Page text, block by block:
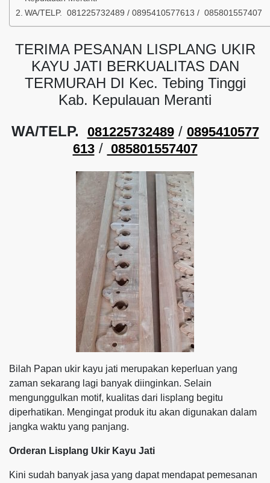
WA/TELP. 081225732489 / 0895410577613 / 085801557407
TERIMA PESANAN LISPLANG UKIR
KAYU JATI BERKUALITAS DAN
TERMURAH DI Kec. Tebing Tinggi
Kab. Kepulauan Meranti
WA/TELP. 081225732489/ 0895410577
613/ 085801557407
Bilah Papan ukir kayu jati merupakan keperluan yang
zaman sekarang lagi banyak diinginkan. Selain
mengunggulkan motif, kualitas dari lisplang begitu
diperhatikan. Mengingat produk itu akan digunakan dalam
jangka waktu yang panjang.
Orderan Lisplang Ukir Kayu Jati
Kini sudah banyak jasa yang dapat mendapat pemesanan